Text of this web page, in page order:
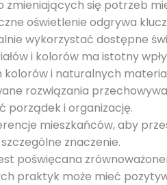
się potrzeb
oświetlenie odgrywa
wykorzystać dostępne
i kolorów ma istotny
i naturalnych
rozwiązania
porządek i organizację.
mieszkańców, aby
znaczenie.
poświęcana
praktyk może mieć